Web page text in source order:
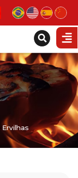
Ervilhas